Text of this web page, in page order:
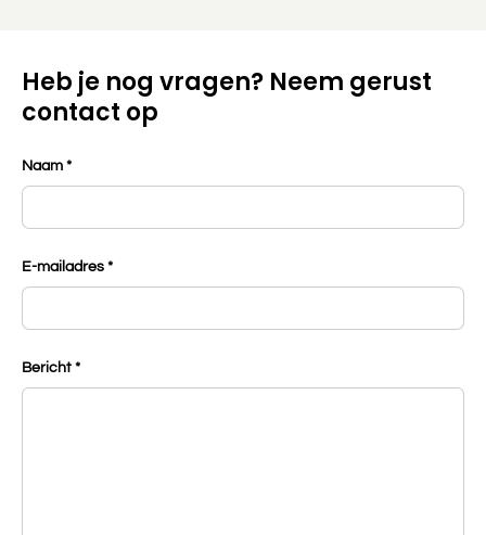
Heb je nog vragen? Neem gerust
contact op
Naam
E-mailadres
Bericht